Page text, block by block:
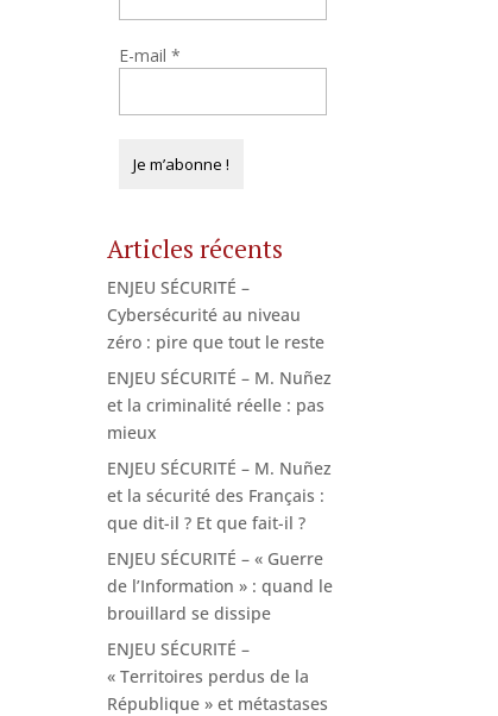
E-mail*
Articles récents
ENJEU SÉCURITÉ –
Cybersécurité au niveau
zéro : pire que tout le reste
ENJEU SÉCURITÉ – M. Nuñez
et la criminalité réelle : pas
mieux
ENJEU SÉCURITÉ – M. Nuñez
et la sécurité des Français :
que dit-il ? Et que fait-il ?
ENJEU SÉCURITÉ – « Guerre
de l’Information » : quand le
brouillard se dissipe
ENJEU SÉCURITÉ –
« Territoires perdus de la
République » et métastases